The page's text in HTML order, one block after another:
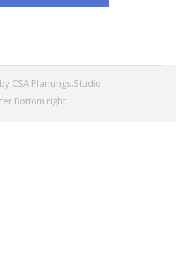
CSA Planungs.Studio
Bottom right